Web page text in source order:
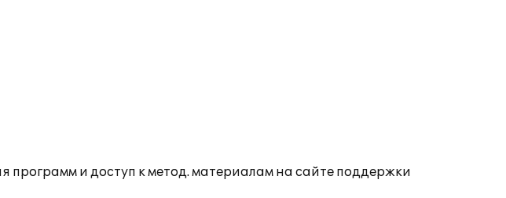
программ и доступ к метод. материалам на сайте поддержки